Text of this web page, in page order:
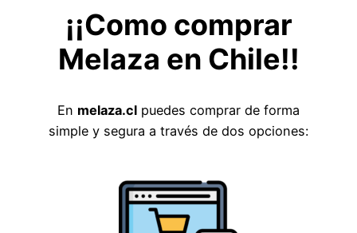
¡¡Como comprar
Melaza en Chile!!
En melaza.cl puedes comprar de forma
simple y segura a través de dos opciones: